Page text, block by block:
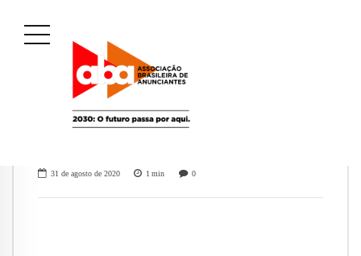
31 de agosto de 2020 1 min 0